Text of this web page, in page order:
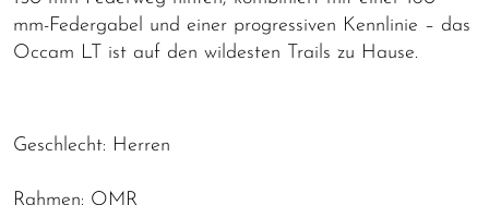
mm-Federgabel und einer progressiven Kennlinie – das
Occam LT ist auf den wildesten Trails zu Hause.
Geschlecht: Herren
Rahmen: OMR